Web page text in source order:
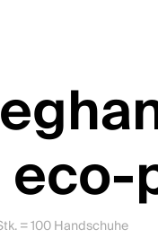
= 100 Handschuhe